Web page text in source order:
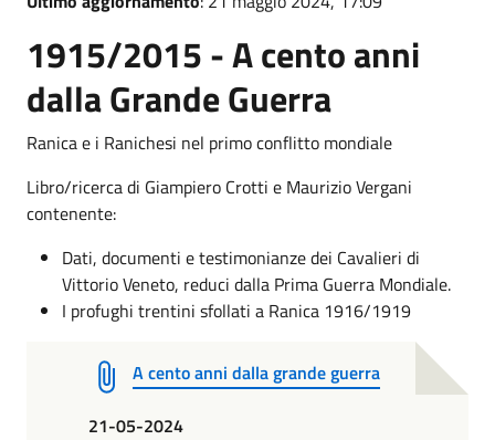
1915/2015 - A cento anni
dalla Grande Guerra
Ranica e i Ranichesi nel primo conflitto mondiale
Libro/ricerca di Giampiero Crotti e Maurizio Vergani
contenente:
Dati, documenti e testimonianze dei Cavalieri di
Vittorio Veneto, reduci dalla Prima Guerra Mondiale.
I profughi trentini sfollati a Ranica 1916/1919
A cento anni dalla grande guerra
21-05-2024